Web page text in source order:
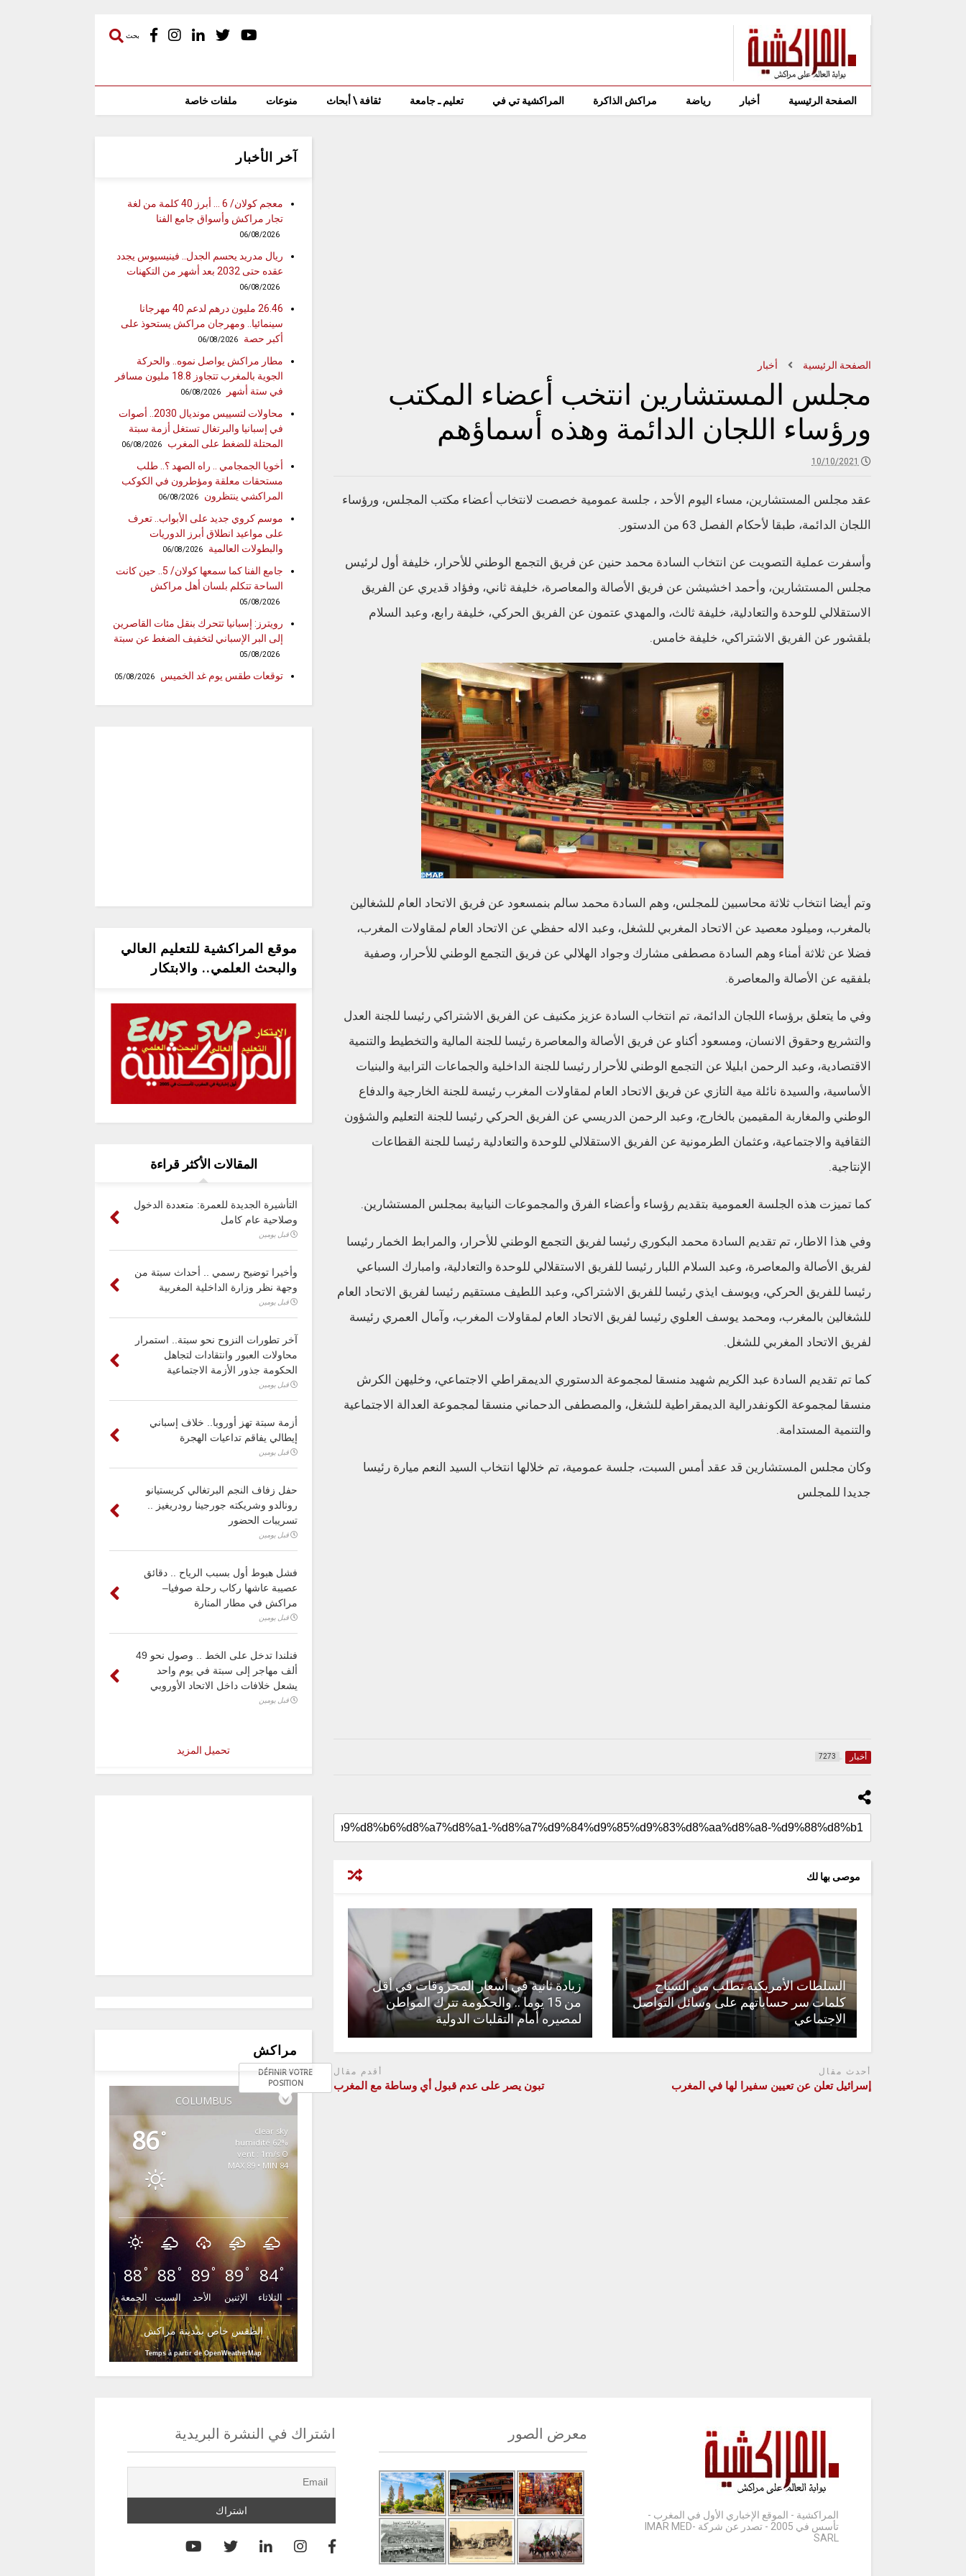
بحث
الصفحة الرئيسية أخبار رياضة مراكش الذاكرة المراكشية تي في تعليم ـ جامعة ثقافة \ أبحاث منوعات ملفات خاصة
الصفحة الرئيسية أخبار
مجلس المستشارين انتخب أعضاء المكتب
ورؤساء اللجان الدائمة وهذه أسماؤهم
10/10/2021
عقد مجلس المستشارين، مساء اليوم الأحد ، جلسة عمومية خصصت لانتخاب أعضاء مكتب المجلس، ورؤساء
اللجان الدائمة، طبقا لأحكام الفصل 63 من الدستور.
وأسفرت عملية التصويت عن انتخاب السادة محمد حنين عن فريق التجمع الوطني للأحرار، خليفة أول لرئيس
مجلس المستشارين، وأحمد اخشيشن عن فريق الأصالة والمعاصرة، خليفة ثاني، وفؤاد قديري عن الفريق
الاستقلالي للوحدة والتعادلية، خليفة ثالث، والمهدي عتمون عن الفريق الحركي، خليفة رابع، وعبد السلام
بلقشور عن الفريق الاشتراكي، خليفة خامس.
وتم أيضا انتخاب ثلاثة محاسبين للمجلس، وهم السادة محمد سالم بنمسعود عن فريق الاتحاد العام للشغالين
بالمغرب، وميلود معصيد عن الاتحاد المغربي للشغل، وعبد الاله حفظي عن الاتحاد العام لمقاولات المغرب،
فضلا عن ثلاثة أمناء وهم السادة مصطفى مشارك وجواد الهلالي عن فريق التجمع الوطني للأحرار، وصفية
بلفقيه عن الأصالة والمعاصرة.
وفي ما يتعلق برؤساء اللجان الدائمة، تم انتخاب السادة عزيز مكنيف عن الفريق الاشتراكي رئيسا للجنة العدل
والتشريع وحقوق الانسان، ومسعود أكناو عن فريق الأصالة والمعاصرة رئيسا للجنة المالية والتخطيط والتنمية
الاقتصادية، وعبد الرحمن ابليلا عن التجمع الوطني للأحرار رئيسا للجنة الداخلية والجماعات الترابية والبنيات
الأساسية، والسيدة نائلة مية التازي عن فريق الاتحاد العام لمقاولات المغرب رئيسة للجنة الخارجية والدفاع
الوطني والمغاربة المقيمين بالخارج، وعبد الرحمن الدريسي عن الفريق الحركي رئيسا للجنة التعليم والشؤون
الثقافية والاجتماعية، وعثمان الطرمونية عن الفريق الاستقلالي للوحدة والتعادلية رئيسا للجنة القطاعات
الإنتاجية.
كما تميزت هذه الجلسة العمومية بتقديم رؤساء وأعضاء الفرق والمجموعات النيابية بمجلس المستشارين.
وفي هذا الاطار، تم تقديم السادة محمد البكوري رئيسا لفريق التجمع الوطني للأحرار، والمرابط الخمار رئيسا
لفريق الأصالة والمعاصرة، وعبد السلام اللبار رئيسا للفريق الاستقلالي للوحدة والتعادلية، وامبارك السباعي
رئيسا للفريق الحركي، ويوسف ايذي رئيسا للفريق الاشتراكي، وعبد اللطيف مستقيم رئيسا لفريق الاتحاد العام
للشغالين بالمغرب، ومحمد يوسف العلوي رئيسا لفريق الاتحاد العام لمقاولات المغرب، وآمال العمري رئيسة
لفريق الاتحاد المغربي للشغل.
كما تم تقديم السادة عبد الكريم شهيد منسقا لمجموعة الدستوري الديمقراطي الاجتماعي، وخليهن الكرش
منسقا لمجموعة الكونفدرالية الديمقراطية للشغل، والمصطفى الدحماني منسقا لمجموعة العدالة الاجتماعية
والتنمية المستدامة.
وكان مجلس المستشارين قد عقد أمس السبت، جلسة عمومية، تم خلالها انتخاب السيد النعم ميارة رئيسا
جديدا للمجلس
أخبار 7273
موصى بها لك
السلطات الأمريكية تطلب من السياح
كلمات سر حساباتهم على وسائل التواصل
الاجتماعي
زيادة ثانية في أسعار المحروقات في أقل
من 15 يوما .. والحكومة تترك المواطن
لمصيره أمام التقلبات الدولية
أحدث مقال
إسرائيل تعلن عن تعيين سفيرا لها في المغرب
أقدم مقال
تبون يصر على عدم قبول أي وساطة مع المغرب
آخر الأخبار
معجم كولان/ 6 … أبرز 40 كلمة من لغة
تجار مراكش وأسواق جامع الفنا
06/08/2026
ريال مدريد يحسم الجدل.. فينيسيوس يجدد
عقده حتى 2032 بعد أشهر من التكهنات
06/08/2026
26.46 مليون درهم لدعم 40 مهرجانا
سينمائيا.. ومهرجان مراكش يستحوذ على
أكبر حصة
06/08/2026
مطار مراكش يواصل نموه.. والحركة
الجوية بالمغرب تتجاوز 18.8 مليون مسافر
في ستة أشهر
06/08/2026
محاولات لتسييس مونديال 2030.. أصوات
في إسبانيا والبرتغال تستغل أزمة سبتة
المحتلة للضغط على المغرب
06/08/2026
أخويا الجمجامي .. راه الصهد ؟.. طلب
مستحقات معلقة ومؤطرون في الكوكب
المراكشي ينتظرون
06/08/2026
موسم كروي جديد على الأبواب.. تعرف
على مواعيد انطلاق أبرز الدوريات
والبطولات العالمية
06/08/2026
جامع الفنا كما سمعها كولان/ 5.. حين كانت
الساحة تتكلم بلسان أهل مراكش
05/08/2026
رويترز: إسبانيا تتحرك بنقل مئات القاصرين
إلى البر الإسباني لتخفيف الضغط عن سبتة
05/08/2026
توقعات طقس يوم غد الخميس 05/08/2026
موقع المراكشية للتعليم العالي
والبحث العلمي.. والابتكار
المقالات الأكثر قراءة
التأشيرة الجديدة للعمرة: متعددة الدخول
وصلاحية عام كامل
قبل يومين
وأخيرا توضيح رسمي .. أحداث سبتة من
وجهة نظر وزارة الداخلية المغربية
قبل يومين
آخر تطورات النزوح نحو سبتة.. استمرار
محاولات العبور وانتقادات لتجاهل
الحكومة جذور الأزمة الاجتماعية
قبل يومين
أزمة سبتة تهز أوروبا.. خلاف إسباني
إيطالي يفاقم تداعيات الهجرة
قبل يومين
حفل زفاف النجم البرتغالي كريستيانو
رونالدو وشريكته جورجينا رودريغيز ..
تسريبات الحضور
قبل يومين
فشل هبوط أول بسبب الرياح .. دقائق
عصيبة عاشها ركاب رحلة صوفيا–
مراكش في مطار المنارة
قبل يومين
فنلندا تدخل على الخط .. وصول نحو 49
ألف مهاجر إلى سبتة في يوم واحد
يشعل خلافات داخل الاتحاد الأوروبي
قبل يومين
تحميل المزيد
مراكش
COLUMBUS
DÉFINIR VOTRE
POSITION
86°
clear sky
62% humidité
vent : 1m/s O
MAX 89 • MIN 84
88°
الجمعة
88°
السبت
89°
الأحد
89°
الإثنين
84°
الثلاثاء
الطقس خاص بمدينة مراكش
Temps à partir de OpenWeatherMap
المراكشية - الموقع الإخباري الأول في المغرب -
تأسس في 2005 - تصدر عن شركة IMAR MED-
SARL
معرض الصور اشتراك في النشرة البريدية